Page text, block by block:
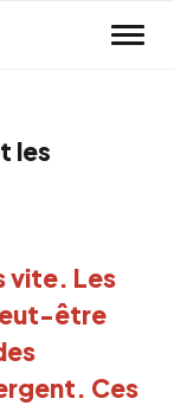
les
vite. Les
être
Ces